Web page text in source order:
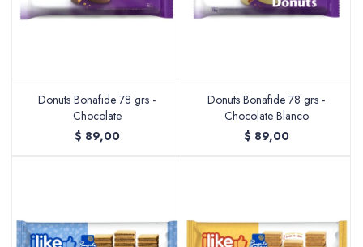
Donuts Bonafide 78 grs -
Chocolate
$ 89,00
Donuts Bonafide 78 grs -
Chocolate Blanco
$ 89,00